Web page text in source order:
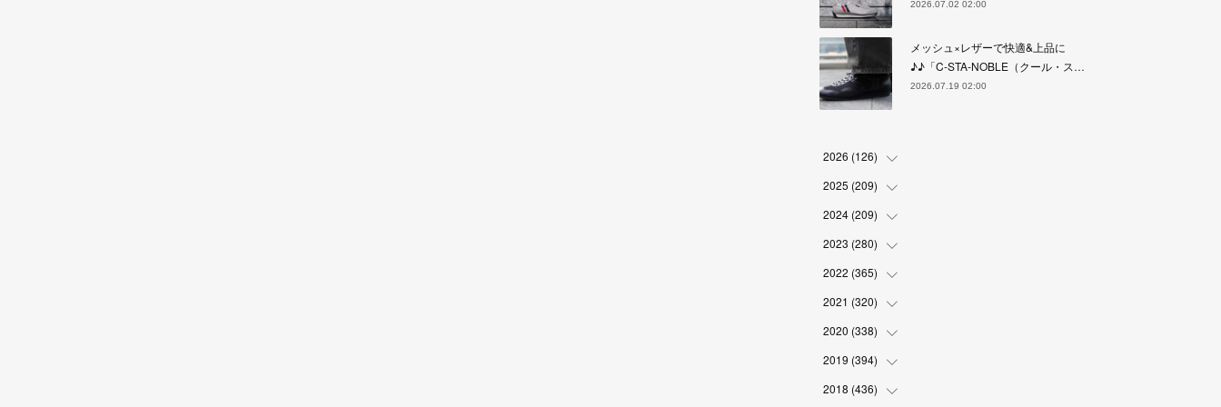
2026.07.02 02:00
メッシュ×レザーで快適&上品に
♪♪「C-STA-NOBLE（クール・ス…
2026.07.19 02:00
2026 (126)
(4)
(17
(17
(19
(17
(18
(16
(18
2025 (209)
(18
(17
(18
(17
(18
(18
(18
2024 (209)
(19
(18
(17
(16
(18
(17
2023 (280)
(19
(17
(18
(17
(18
2022 (365)
(31
(30
(30
(30
2021 (320)
(24
(24
(29
2020 (338)
(25
(26
2019 (394)
(29
2018 (436)